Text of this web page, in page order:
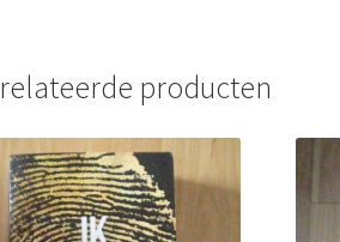
producten